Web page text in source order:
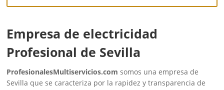
Empresa de electricidad
Profesional de Sevilla
ProfesionalesMultiservicios.com somos una empresa de
Sevilla que se caracteriza por la rapidez y transparencia de